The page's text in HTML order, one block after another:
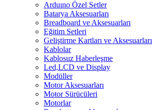
Arduıno Özel Setler
Batarya Aksesuarları
Breadboard ve Aksesuarları
Eğitim Setleri
Geliştirme Kartları ve Aksesuarları
Kablolar
Kablosuz Haberleşme
Led,LCD ve Display
Modüller
Motor Aksesuarları
Motor Sürücüleri
Motorlar